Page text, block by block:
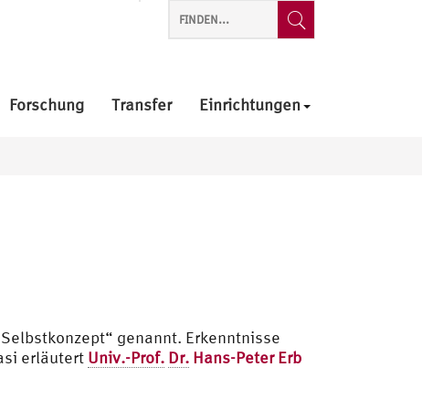
Forschung Transfer Einrichtungen
genannt. Erkenntnisse
erläutert Univ.-Prof. Dr. Hans-Peter Erb